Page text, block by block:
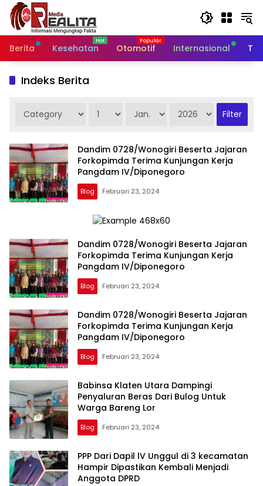
Langsung
konten
Berita
Kesehatan Otomotif Internasional
Indeks Berita
Dandim 0728/Wonogiri Beserta Jajaran
Forkopimda Terima Kunjungan Kerja
Pangdam IV/Diponegoro
Blog Februari 23, 2024
Dandim 0728/Wonogiri Beserta Jajaran
Forkopimda Terima Kunjungan Kerja
Pangdam IV/Diponegoro
Blog Februari 23, 2024
Dandim 0728/Wonogiri Beserta Jajaran
Forkopimda Terima Kunjungan Kerja
Pangdam IV/Diponegoro
Blog Februari 23, 2024
Babinsa Klaten Utara Dampingi
Penyaluran Beras Dari Bulog Untuk
Warga Bareng Lor
Blog Februari 23, 2024
PPP Dari Dapil lV Unggul di 3 kecamatan
Hampir Dipastikan Kembali Menjadi
Anggota DPRD